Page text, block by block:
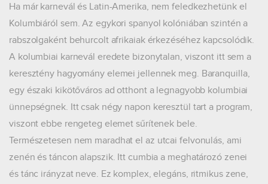
Ha már karnevál és Latin-Amerika, nem feledkezhetünk el
Kolumbiáról sem. Az egykori spanyol kolóniában szintén a
rabszolgaként behurcolt afrikaiak érkezéséhez kapcsolódik.
A kolumbiai karnevál eredete bizonytalan, viszont itt sem a
keresztény hagyomány elemei jellennek meg. Baranquilla,
egy északi kikötőváros ad otthont a legnagyobb kolumbiai
ünnepségnek. Itt csak négy napon keresztül tart a program,
viszont ebbe rengeteg elemet sűrítenek bele.
Természetesen nem maradhat el az utcai felvonulás, ami
zenén és táncon alapszik. Itt cumbia a meghatározó zenei
és tánc irányzat neve. Ez komplex, elegáns, ritmikus zene,